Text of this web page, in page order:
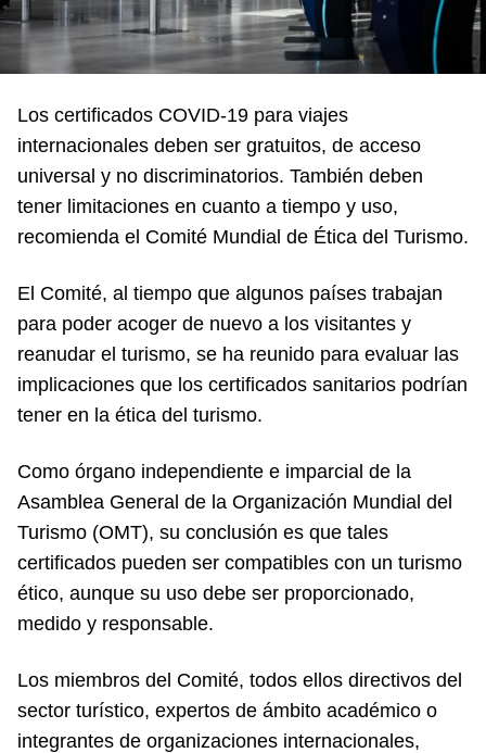
Los certificados COVID-19 para viajes
internacionales deben ser gratuitos, de acceso
universal y no discriminatorios. También deben
tener limitaciones en cuanto a tiempo y uso,
recomienda el Comité Mundial de Ética del Turismo.
El Comité, al tiempo que algunos países trabajan
para poder acoger de nuevo a los visitantes y
reanudar el turismo, se ha reunido para evaluar las
implicaciones que los certificados sanitarios podrían
tener en la ética del turismo.
Como órgano independiente e imparcial de la
Asamblea General de la Organización Mundial del
Turismo (OMT), su conclusión es que tales
certificados pueden ser compatibles con un turismo
ético, aunque su uso debe ser proporcionado,
medido y responsable.
Los miembros del Comité, todos ellos directivos del
sector turístico, expertos de ámbito académico o
integrantes de organizaciones internacionales,